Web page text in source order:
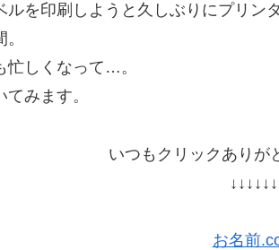
ルを印刷しようと久しぶりにプリン
忙しくなって…。
みます。
いつもクリックありが
↓↓↓↓↓↓
お名前